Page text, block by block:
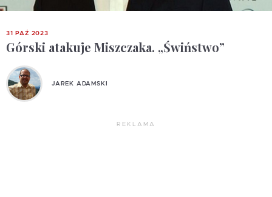
31 PAŹ 2023
Górski atakuje Miszczaka. „Świństwo”
JAREK ADAMSKI
REKLAMA